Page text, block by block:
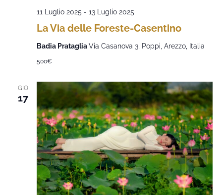
La Via delle Foreste-Casentino
11 Luglio 2025 - 13 Luglio 2025
Badia PratagliaVia Casanova 3, Poppi, Arezzo, Italia
500€
GIO
17